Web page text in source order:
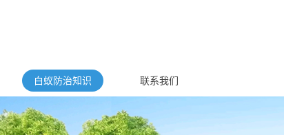
白蚁防治知识 联系我们